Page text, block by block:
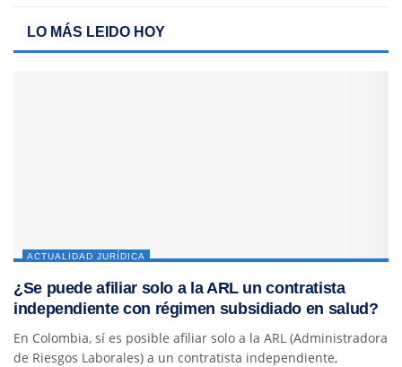
LO MÁS LEIDO HOY
ACTUALIDAD JURÍDICA
¿Se puede afiliar solo a la ARL un contratista
independiente con régimen subsidiado en salud?
En Colombia, sí es posible afiliar solo a la ARL (Administradora
de Riesgos Laborales) a un contratista independiente,